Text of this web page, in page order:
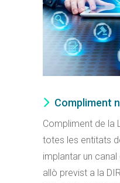
Compliment
Compliment de la
totes les entitats
implantar un
allò previst a la